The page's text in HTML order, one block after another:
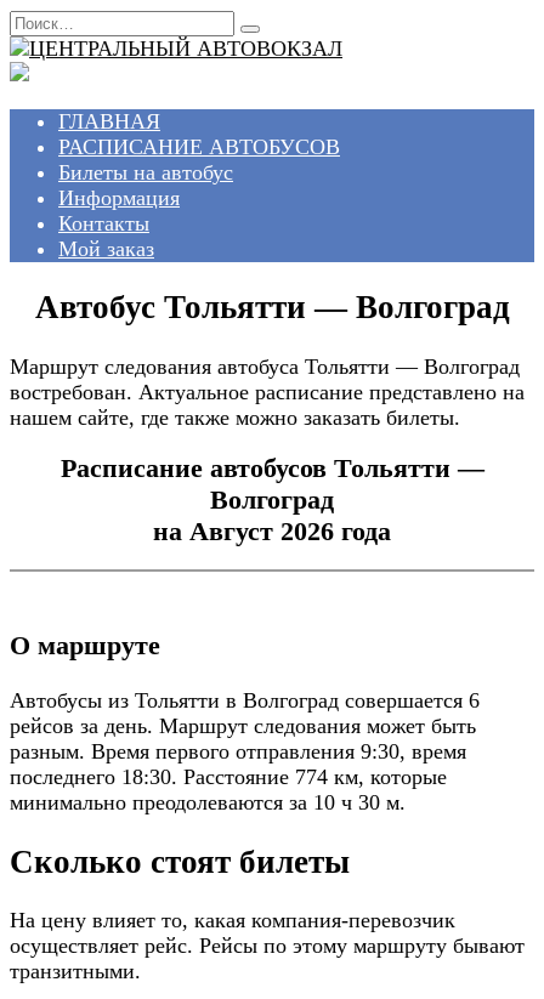
Перейти
к
содержанию
Search
for:
ГЛАВНАЯ
РАСПИСАНИЕ АВТОБУСОВ
Билеты на автобус
Информация
Контакты
Мой заказ
Автобус Тольятти — Волгоград
Маршрут следования автобуса Тольятти — Волгоград
востребован. Актуальное расписание представлено на
нашем сайте, где также можно заказать билеты.
Расписание автобусов Тольятти —
Волгоград
на Август 2026 года
О маршруте
Автобусы из Тольятти в Волгоград совершается 6
рейсов за день. Маршрут следования может быть
разным. Время первого отправления 9:30, время
последнего 18:30. Расстояние 774 км, которые
минимально преодолеваются за 10 ч 30 м.
Сколько стоят билеты
На цену влияет то, какая компания-перевозчик
осуществляет рейс. Рейсы по этому маршруту бывают
транзитными.